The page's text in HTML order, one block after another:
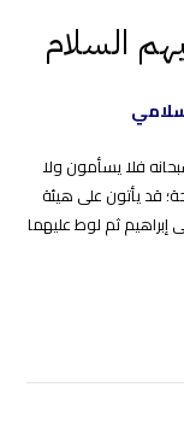
السلام
فلا يسأمون ولا
قد يأتون على هيئة
إبراهيم ثم لوط عليهما